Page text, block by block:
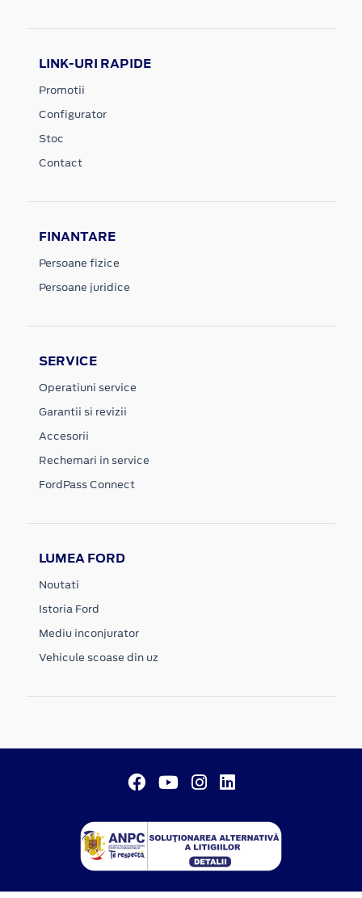
LINK-URI RAPIDE
Promotii
Configurator
Stoc
Contact
FINANTARE
Persoane fizice
Persoane juridice
SERVICE
Operatiuni service
Garantii si revizii
Accesorii
Rechemari in service
FordPass Connect
LUMEA FORD
Noutati
Istoria Ford
Mediu inconjurator
Vehicule scoase din uz